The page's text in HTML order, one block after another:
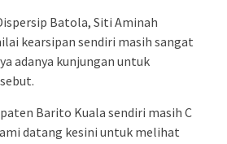
Batola, Siti Aminah
kearsipan sendiri masih sangat
adanya kunjungan untuk
Barito Kuala sendiri masih C
datang kesini untuk melihat